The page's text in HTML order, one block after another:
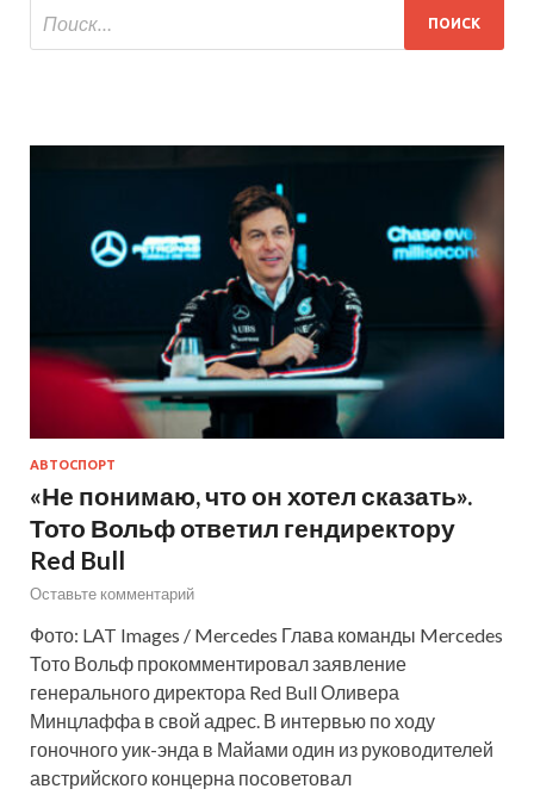
АВТОСПОРТ
«Не понимаю, что он хотел сказать».
Тото Вольф ответил гендиректору
Red Bull
Оставьте комментарий
Фото: LAT Images / Mercedes Глава команды Mercedes
Тото Вольф прокомментировал заявление
генерального директора Red Bull Оливера
Минцлаффа в свой адрес. В интервью по ходу
гоночного уик-энда в Майами один из руководителей
австрийского концерна посоветовал